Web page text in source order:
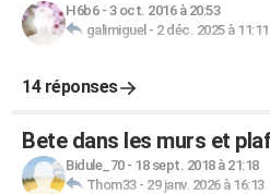
H6b6- 3 oct. 2016 à 20:53
galimiguel - 2 déc. 2025 à 11:11
14 réponses
Bete dans les murs et
Bidule_70- 18 sept. 2018 à 21:18
Thom33- 29 janv. 2026 à 16:13